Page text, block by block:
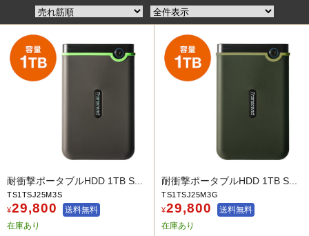
耐衝撃ポータブルHDD 1TB S...
TS1TSJ25M3S
¥29,800
送料無料
在庫あり
耐衝撃ポータブルHDD 1TB S...
TS1TSJ25M3G
¥29,800
送料無料
在庫あり